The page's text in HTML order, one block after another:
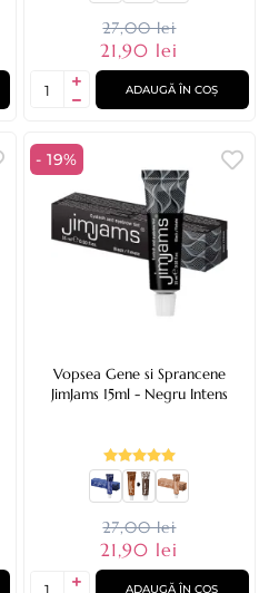
27,00 lei
21,90 lei
ADAUGĂ ÎN COȘ
- 19%
Vopsea Gene si Sprancene
JimJams 15ml - Negru Intens
27,00 lei
21,90 lei
ADAUGĂ ÎN COȘ